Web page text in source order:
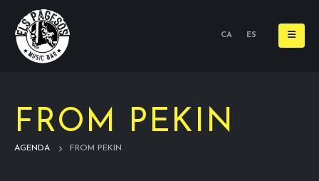
CA ES
FROM PEKIN
AGENDA FROM PEKIN